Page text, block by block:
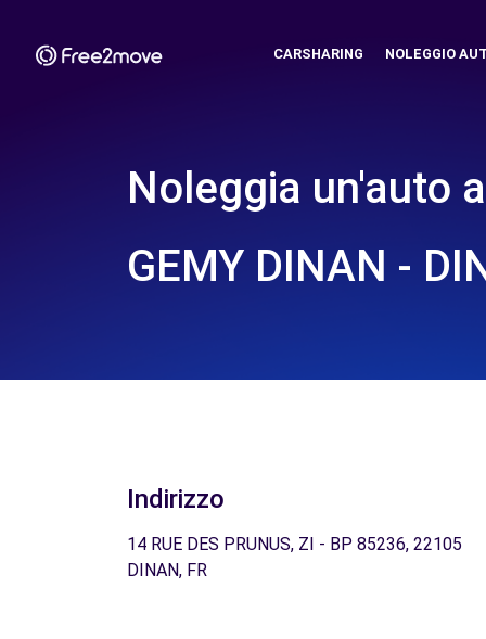
CARSHARING NOLEGGIO
Noleggia un'auto a
GEMY DINAN -
Indirizzo
14 RUE DES PRUNUS, ZI - BP 85236, 22105
DINAN, FR